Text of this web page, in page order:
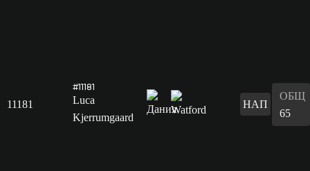
11181
#11181
Luca
Kjerrumgaard
НАП
ОБЩ
65